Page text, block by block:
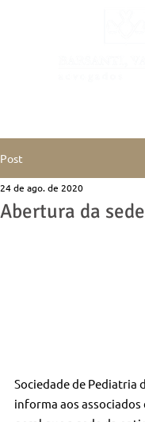
Post
Abertura da
24 de ago. de 2020
Sociedade de Pediatria
informa aos associados